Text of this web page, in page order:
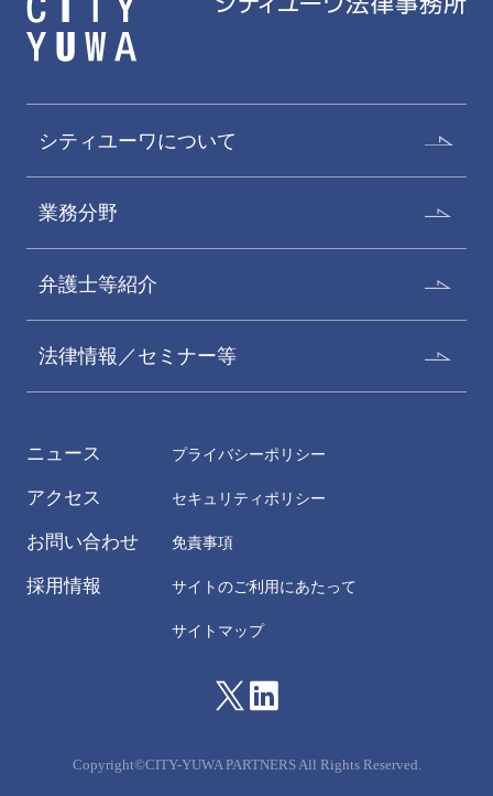
シティユーワについて
業務分野
弁護士等紹介
法律情報／セミナー等
ニュース
アクセス
お問い合わせ
採用情報
プライバシーポリシー
セキュリティポリシー
免責事項
サイトのご利用にあたって
サイトマップ
Copyright©CITY-YUWA PARTNERS All Rights Reserved.